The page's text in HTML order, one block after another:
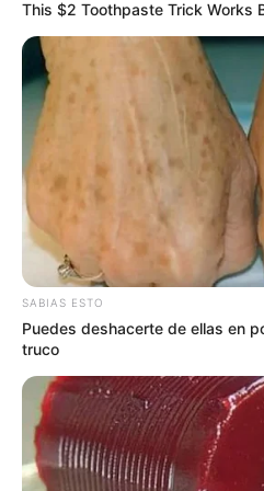
POLICÍA
MANTÉNGASE EN
Tenemos todas
interesan. Para
favor, active las
ACTIVAR AHORA
TEMAS DESTACADOS
EMERGENCIAS POR
FUERTES LLUVIAS
This $2 Toothpaste Trick Works
SABIAS ESTO
Puedes deshacerte de ellas en
truco